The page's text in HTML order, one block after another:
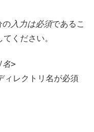
の 入力は必須であるこ
ください。
名>
ィレクトリ名が必須